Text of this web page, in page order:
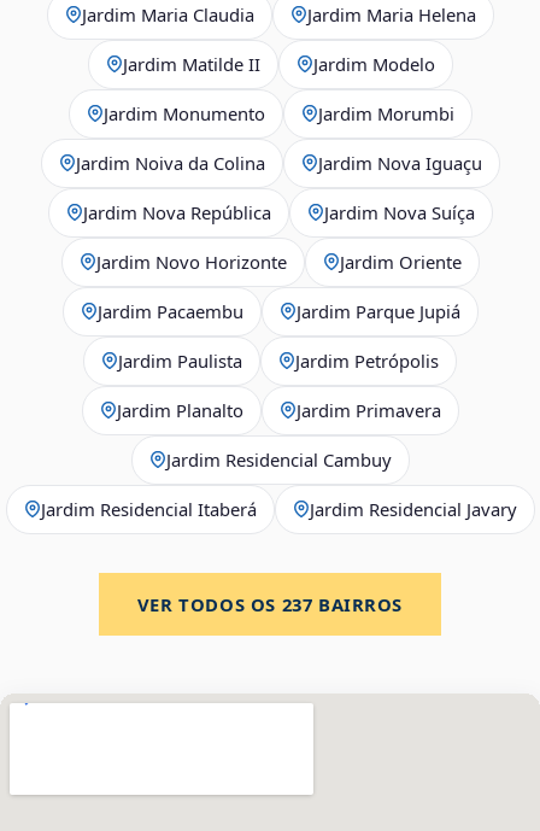
Jardim Maria Claudia Jardim Maria Helena
Jardim Matilde II Jardim Modelo
Jardim Monumento Jardim Morumbi
Jardim Noiva da Colina Jardim Nova Iguaçu
Jardim Nova República Jardim Nova Suíça
Jardim Novo Horizonte Jardim Oriente
Jardim Pacaembu Jardim Parque Jupiá
Jardim Paulista Jardim Petrópolis
Jardim Planalto Jardim Primavera
Jardim Residencial Cambuy
Jardim Residencial Itaberá Jardim Residencial Javary
VER TODOS OS 237 BAIRROS